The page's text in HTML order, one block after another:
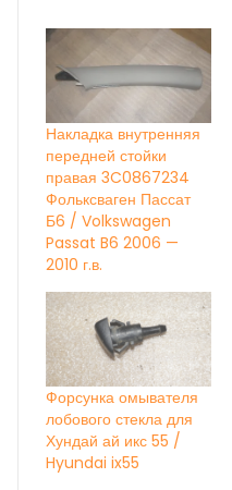
Накладка внутренняя
передней стойки
правая 3C0867234
Фольксваген Пассат
Б6 / Volkswagen
Passat B6 2006 —
2010 г.в.
Форсунка омывателя
лобового стекла для
Хундай ай икс 55 /
Hyundai ix55